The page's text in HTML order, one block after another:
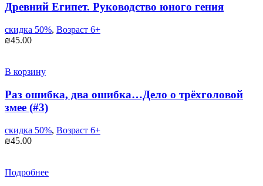
Древний Египет. Руководство юного гения
скидка 50%, Возраст 6+
₪45.00
В корзину
Раз ошибка, два ошибка…Дело о трёхголовой
змее (#3)
скидка 50%, Возраст 6+
₪45.00
Подробнее